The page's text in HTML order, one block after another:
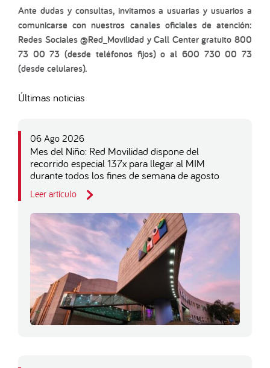
Ante dudas y consultas, invitamos a usuarias y usuarios a
comunicarse con nuestros canales oficiales de atención:
Redes Sociales @Red_Movilidad y Call Center gratuito 800
73 00 73 (desde teléfonos fijos) o al 600 730 00 73
(desde celulares).
Últimas noticias
06 Ago 2026
Mes del Niño: Red Movilidad dispone del
recorrido especial 137x para llegar al MIM
durante todos los fines de semana de agosto
Leer artículo